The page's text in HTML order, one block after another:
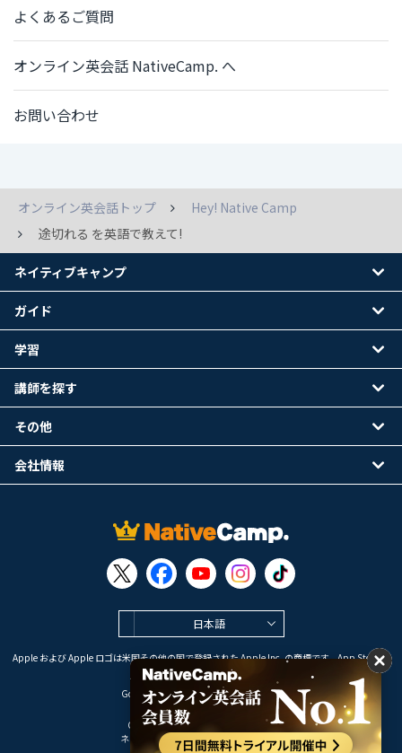
よくあるご質問
オンライン英会話 NativeCamp. へ
お問い合わせ
オンライン英会話トップ
Hey! Native Camp
途切れる を英語で教えて!
日本語
Apple および Apple ロゴは米国その他の国で登録された Apple Inc. の商標です。App Store は
Apple Inc. のサービスマークです。
Google Play は Google LLC の商標です。
Copyright © 2026 オンライン英会話
ネイティブキャンプ All Rights Reserved.
ネイティブキャンプ
ガイド
学習
講師を探す
その他
会社情報